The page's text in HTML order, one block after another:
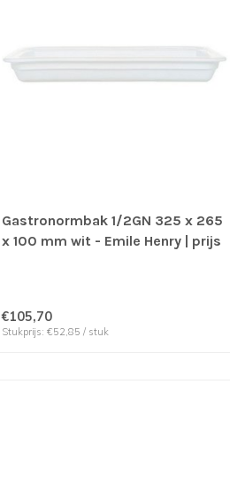
Gastronormbak 1/2GN 325 x 265
x 100 mm wit - Emile Henry | prijs
€105,70
Stukprijs: €52,85 / stuk